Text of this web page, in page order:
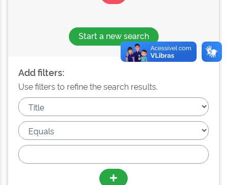
Start a new search
Add filters:
Use filters to refine the search results.